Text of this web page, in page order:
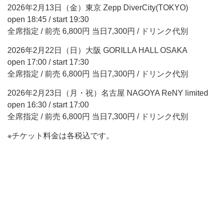
2026年2月13日（金）東京 Zepp DiverCity(TOKYO)
open 18:45 / start 19:30
全席指定 / 前売 6,800円 当日7,300円 / ドリンク代別
2026年2月22日（日）大阪 GORILLA HALL OSAKA
open 17:00 / start 17:30
全席指定 / 前売 6,800円 当日7,300円 / ドリンク代別
2026年2月23日（月・祝）名古屋 NAGOYA ReNY limited
open 16:30 / start 17:00
全席指定 / 前売 6,800円 当日7,300円 / ドリンク代別
※チケット料金は各税込です。